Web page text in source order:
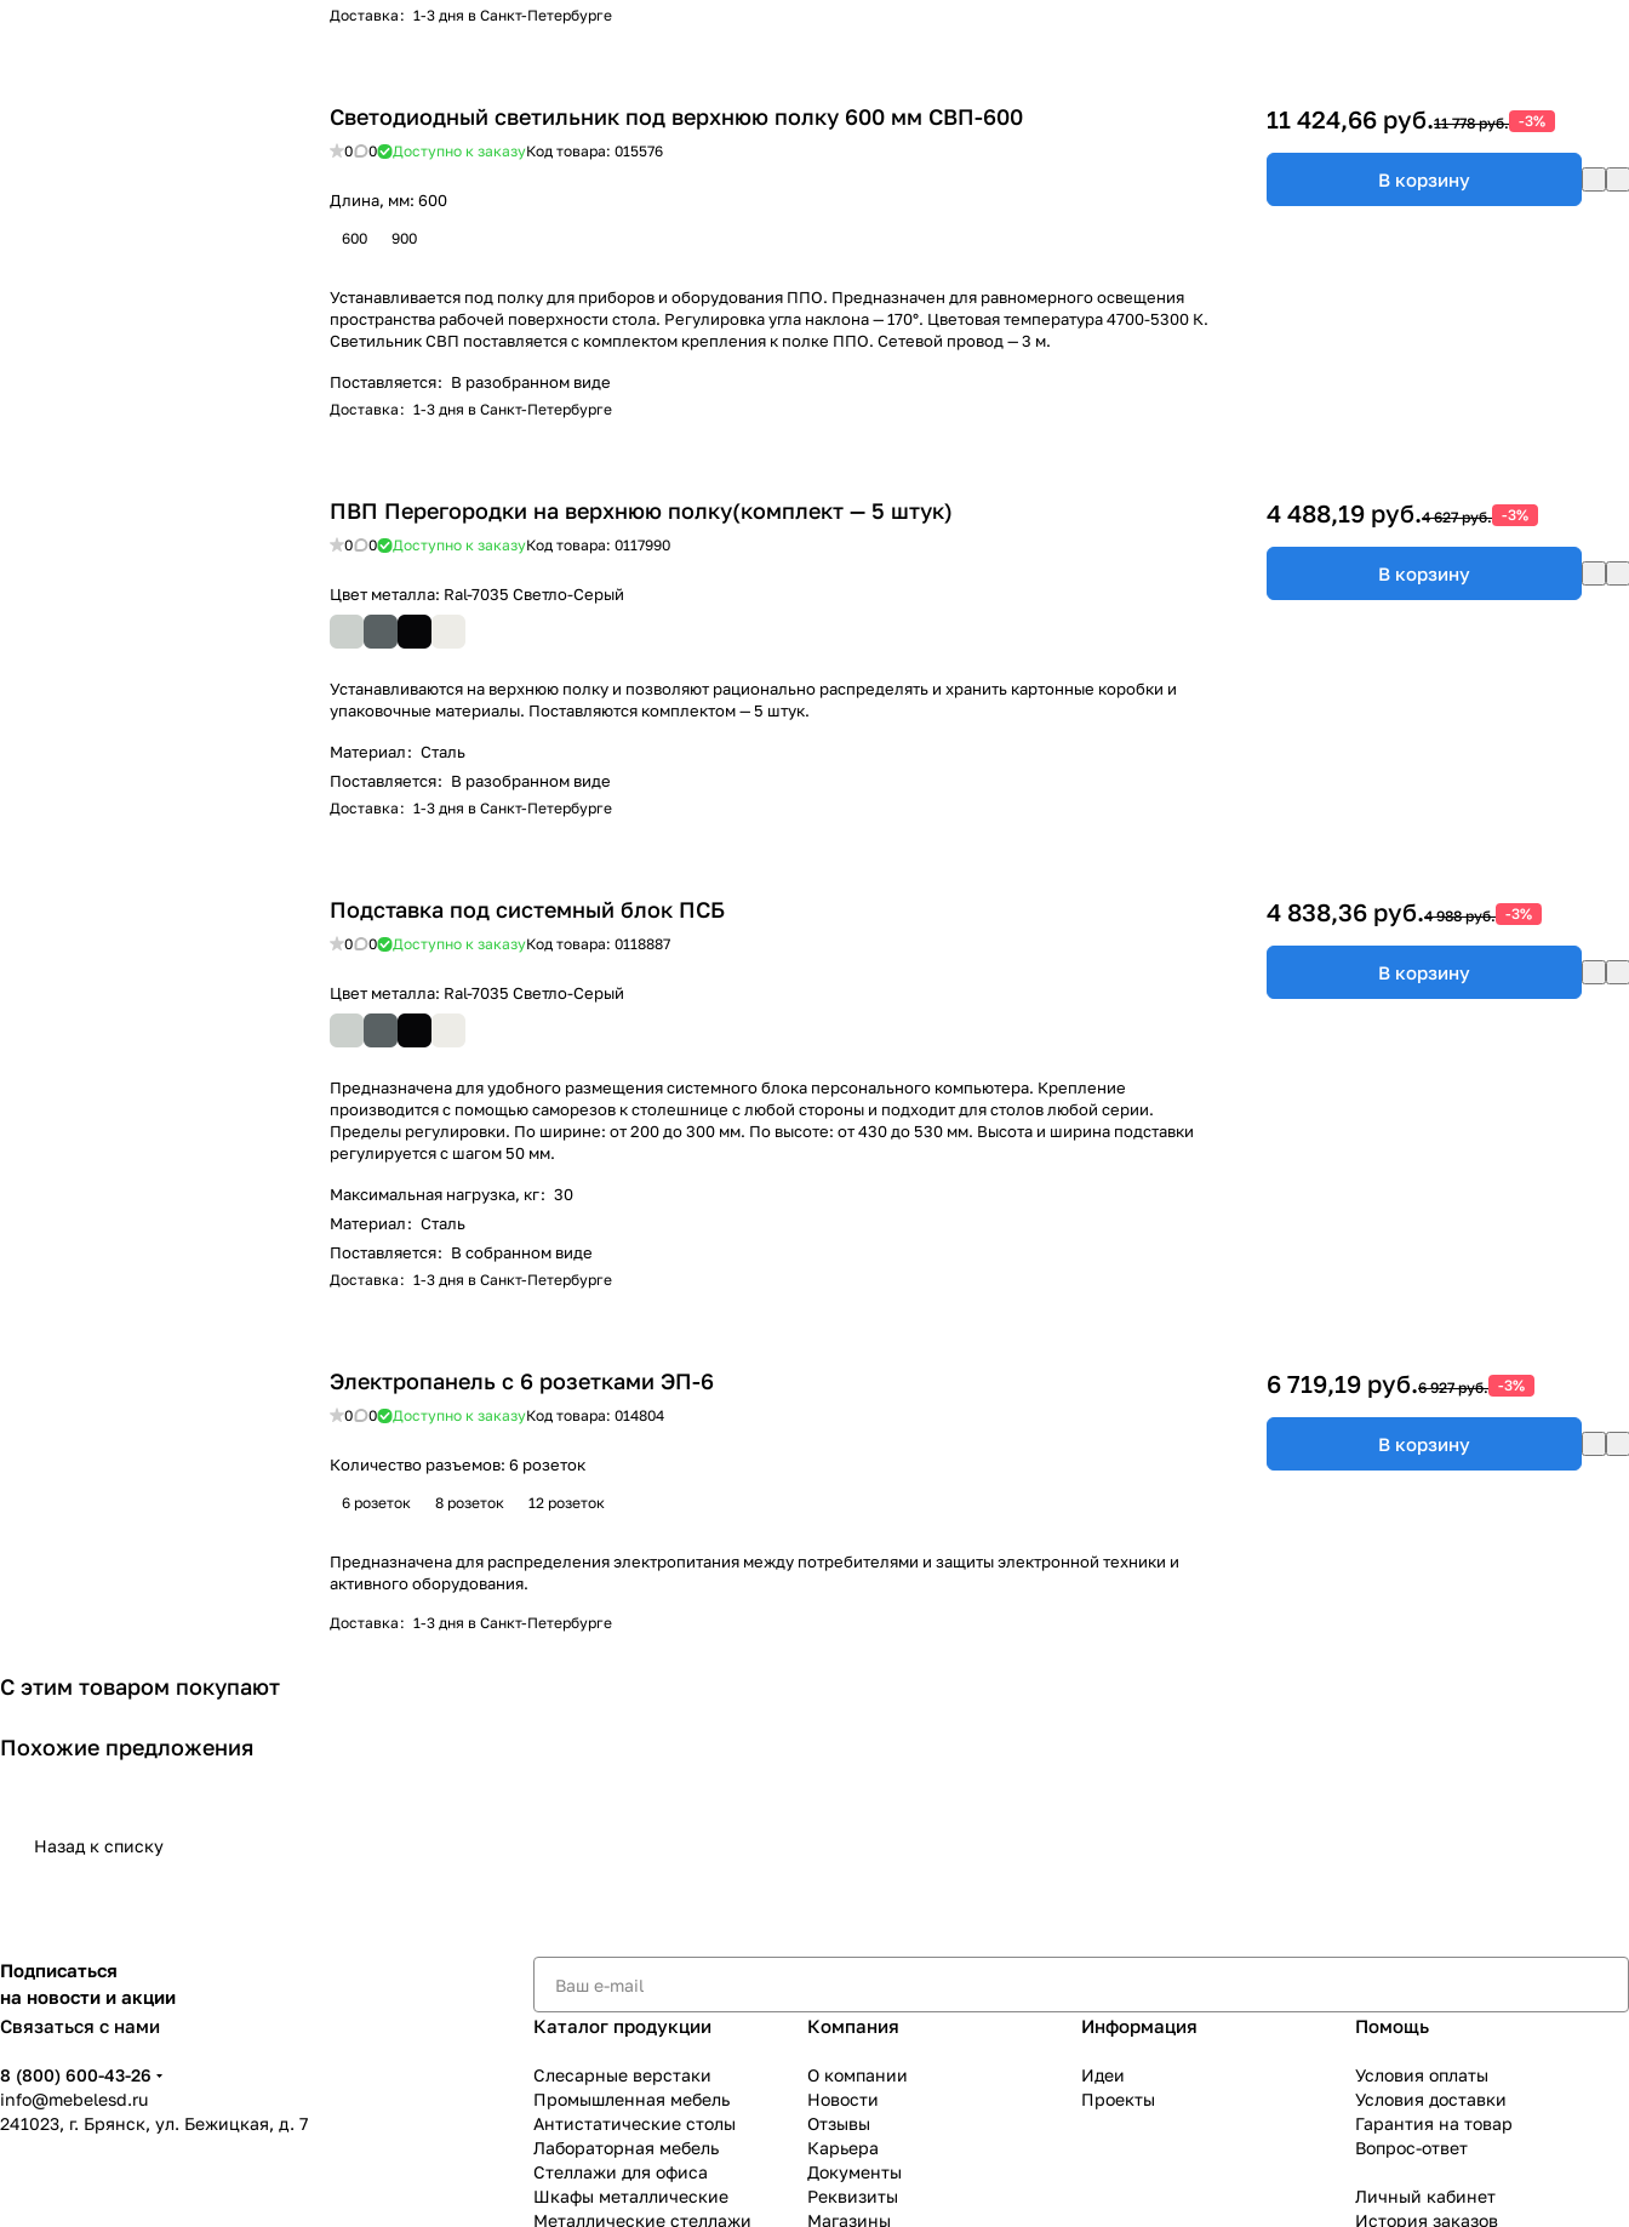
Доставка : 1-3 дня в Санкт-Петербурге
Светодиодный светильник под верхнюю полку 600 мм СВП-600
0 0 Доступно к заказуКод товара: 015576
Длина, мм: 600
600 900
Устанавливается под полку для приборов и оборудования ППО. Предназначен для равномерного освещения
пространства рабочей поверхности стола. Регулировка угла наклона — 170°. Цветовая температура 4700-5300 К.
Светильник СВП поставляется с комплектом крепления к полке ППО. Сетевой провод — 3 м.
Поставляется: В разобранном виде
Доставка : 1-3 дня в Санкт-Петербурге
11 424,66 руб.11 778 руб. -3%
В корзину
ПВП Перегородки на верхнюю полку(комплект — 5 штук)
0 0 Доступно к заказуКод товара: 0117990
Цвет металла: Ral-7035 Светло-Серый
Устанавливаются на верхнюю полку и позволяют рационально распределять и хранить картонные коробки и
упаковочные материалы. Поставляются комплектом — 5 штук.
Материал: Сталь
Поставляется: В разобранном виде
Доставка : 1-3 дня в Санкт-Петербурге
4 488,19 руб.4 627 руб. -3%
В корзину
Подставка под системный блок ПСБ
0 0 Доступно к заказуКод товара: 0118887
Цвет металла: Ral-7035 Светло-Серый
Предназначена для удобного размещения системного блока персонального компьютера. Крепление
производится с помощью саморезов к столешнице с любой стороны и подходит для столов любой серии.
Пределы регулировки. По ширине: от 200 до 300 мм. По высоте: от 430 до 530 мм. Высота и ширина подставки
регулируется с шагом 50 мм.
Максимальная нагрузка, кг: 30
Материал: Сталь
Поставляется: В собранном виде
Доставка : 1-3 дня в Санкт-Петербурге
4 838,36 руб.4 988 руб. -3%
В корзину
Электропанель с 6 розетками ЭП-6
0 0 Доступно к заказуКод товара: 014804
Количество разъемов: 6 розеток
6 розеток 8 розеток 12 розеток
Предназначена для распределения электропитания между потребителями и защиты электронной техники и
активного оборудования.
Доставка : 1-3 дня в Санкт-Петербурге
6 719,19 руб.6 927 руб. -3%
В корзину
С этим товаром покупают
Похожие предложения
Назад к списку
Подписаться
на новости и акции
Связаться с нами
8 (800) 600-43-26
info@mebelesd.ru
241023, г. Брянск, ул. Бежицкая, д. 7
Каталог продукции
Слесарные верстаки
Промышленная мебель
Антистатические столы
Лабораторная мебель
Стеллажи для офиса
Шкафы металлические
Металлические стеллажи
Компания
О компании
Новости
Отзывы
Карьера
Документы
Реквизиты
Магазины
Информация
Идеи
Проекты
Помощь
Условия оплаты
Условия доставки
Гарантия на товар
Вопрос-ответ
Личный кабинет
История заказов